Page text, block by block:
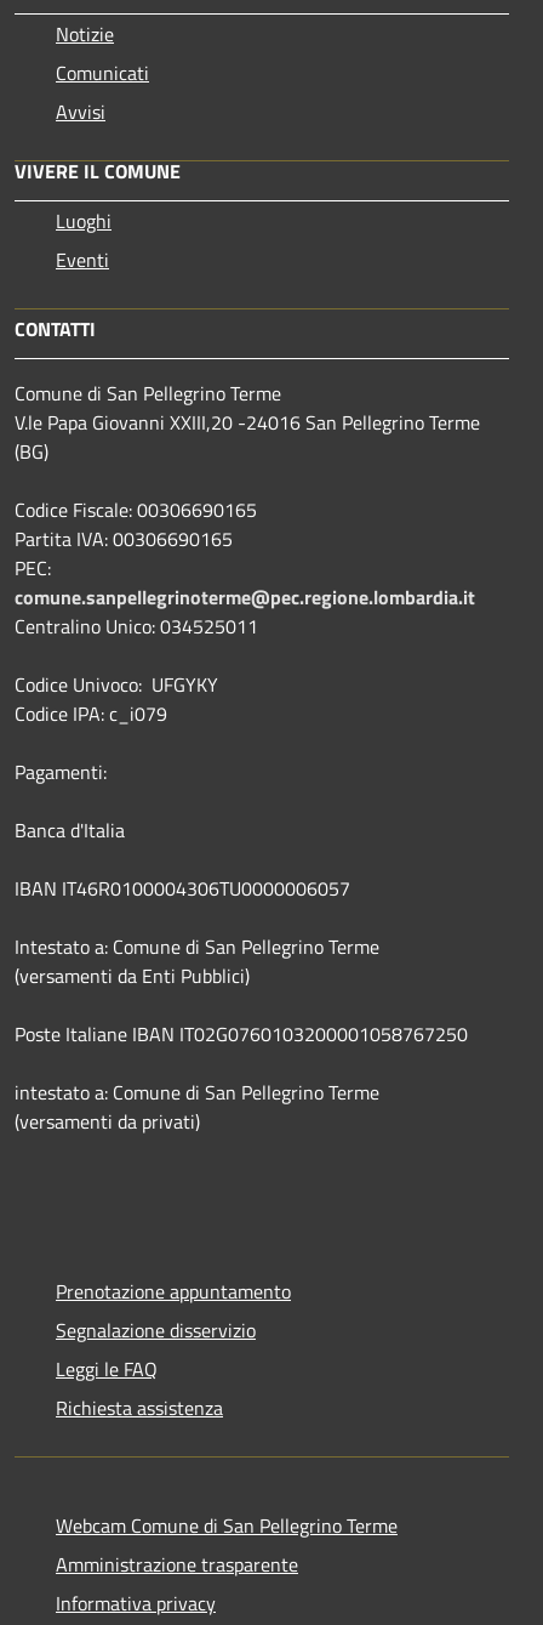
Notizie
Comunicati
Avvisi
VIVERE IL COMUNE
Luoghi
Eventi
CONTATTI
Comune di San Pellegrino Terme
V.le Papa Giovanni XXIII,20 -24016 San Pellegrino Terme
(BG)
Codice Fiscale: 00306690165
Partita IVA: 00306690165
PEC:
comune.sanpellegrinoterme@pec.regione.lombardia.it
Centralino Unico: 034525011
Codice Univoco: UFGYKY
Codice IPA: c_i079
Pagamenti:
Banca d'Italia
IBAN IT46R0100004306TU0000006057
Intestato a: Comune di San Pellegrino Terme
(versamenti da Enti Pubblici)
Poste Italiane IBAN IT02G0760103200001058767250
intestato a: Comune di San Pellegrino Terme
(versamenti da privati)
Prenotazione appuntamento
Segnalazione disservizio
Leggi le FAQ
Richiesta assistenza
Webcam Comune di San Pellegrino Terme
Amministrazione trasparente
Informativa privacy